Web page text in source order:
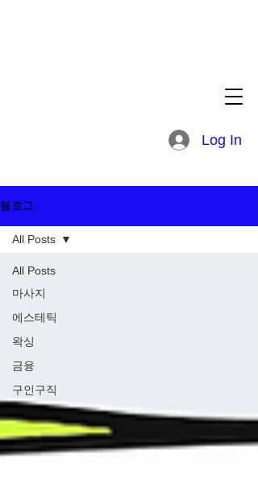
Log In
블로그
All Posts
마사지
에스테틱
왁싱
금융
구인구직
All Posts